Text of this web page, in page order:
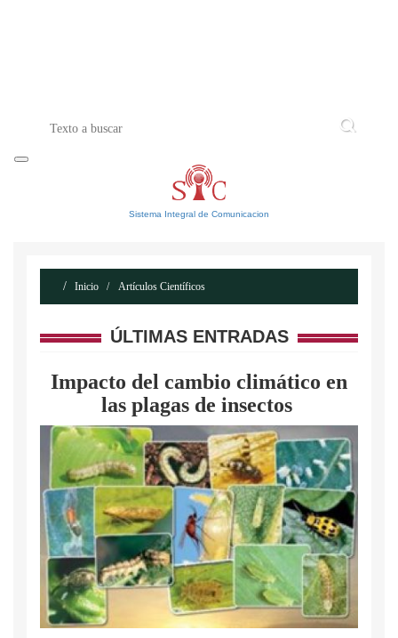
Sistema Integral de Comunicacion
Inicio Artículos Científicos
ÚLTIMAS ENTRADAS
Impacto del cambio climático en
las plagas de insectos